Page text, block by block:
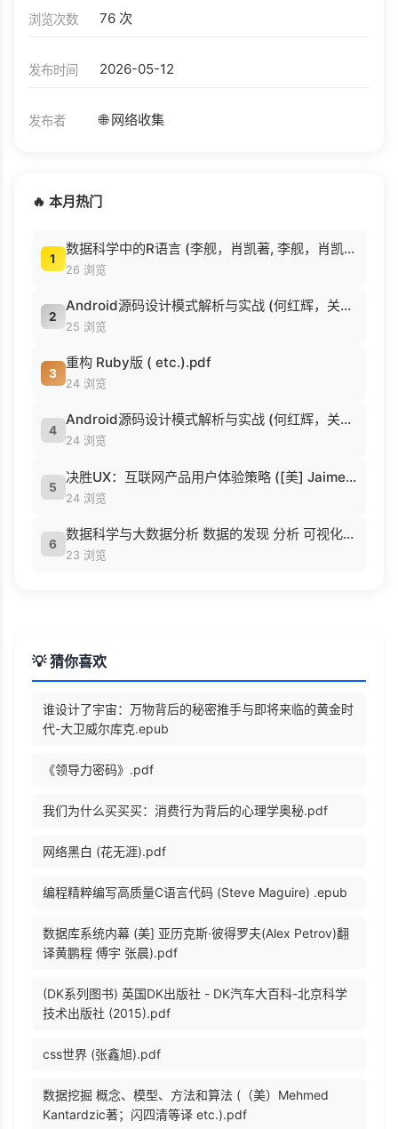
浏览次数 76 次
发布时间 2026-05-12
发布者 🌐 网络收集
🔥 本月热门
1
数据科学中的R语言 (李舰，肖凯著, 李舰，肖凯著；吴喜之审校, Pdg2Pic).pdf
26 浏览
2
Android源码设计模式解析与实战 (何红辉，关爱民著, 何红辉, 关爱民著, 何红辉, 关爱民).pdf
25 浏览
3
重构 Ruby版 ( etc.).pdf
24 浏览
4
Android源码设计模式解析与实战 (何红辉，关爱民著, 何红辉, 关爱民著, 何红辉, 关爱民).pdf
24 浏览
5
决胜UX：互联网产品用户体验策略 ([美] Jaime Levy [[美] Jaime Levy]).epub
24 浏览
6
数据科学与大数据分析 数据的发现 分析 可视化与表示 ( etc.).epub
23 浏览
💡 猜你喜欢
谁设计了宇宙：万物背后的秘密推手与即将来临的黄金时
代-大卫威尔库克.epub
《领导力密码》.pdf
我们为什么买买买：消费行为背后的心理学奥秘.pdf
网络黑白 (花无涯).pdf
编程精粹编写高质量C语言代码 (Steve Maguire) .epub
数据库系统内幕 (美] 亚历克斯·彼得罗夫(Alex Petrov)翻
译黄鹏程 傅宇 张晨).pdf
(DK系列图书) 英国DK出版社 - DK汽车大百科-北京科学
技术出版社 (2015).pdf
css世界 (张鑫旭).pdf
数据挖掘 概念、模型、方法和算法 (（美）Mehmed
Kantardzic著；闪四清等译 etc.).pdf